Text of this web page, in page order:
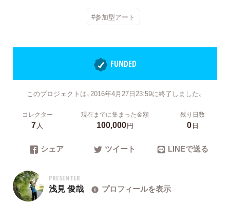
#参加型アート
FUNDED
このプロジェクトは、2016年4月27日23:59に終了しました。
コレクター
7人
現在までに集まった金額
100,000円
残り日数
0日
シェア ツイート LINEで送る
PRESENTER
浅見 俊哉 プロフィールを表示